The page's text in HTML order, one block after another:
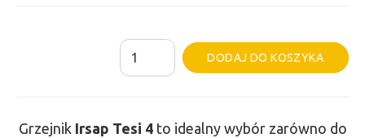
ilość
Grzejnik
DODAJ DO KOSZYKA
Grzejnik Irsap Tesi 4to idealny wybór zarówno do